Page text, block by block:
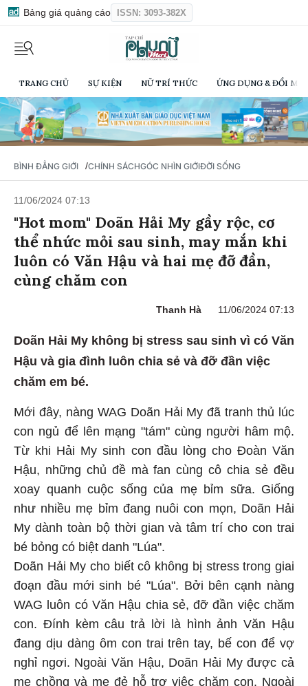
Bảng giá quảng cáo ISSN: 3093-382X
TRANG CHỦ SỰ KIỆN NỮ TRÍ THỨC ỨNG DỤNG & ĐỔI
BÌNH ĐẲNG GIỚI /CHÍNH SÁCHGÓC NHÌN GIỚIĐỜI SỐNG
11/06/2024 07:13
"Hot mom" Doãn Hải My gầy rộc, cơ
thể nhức mỏi sau sinh, may mắn khi
luôn có Văn Hậu và hai mẹ đỡ đần,
cùng chăm con
Thanh Hà 11/06/2024 07:13
Doãn Hải My không bị stress sau sinh vì có Văn
Hậu và gia đình luôn chia sẻ và đỡ đần việc
chăm em bé.
Mới đây, nàng WAG Doãn Hải My đã tranh thủ lúc
con ngủ để lên mạng "tám" cùng người hâm mộ.
Từ khi Hải My sinh con đầu lòng cho Đoàn Văn
Hậu, những chủ đề mà fan cùng cô chia sẻ đều
xoay quanh cuộc sống của mẹ bỉm sữa. Giống
như nhiều mẹ bỉm đang nuôi con mọn, Doãn Hải
My dành toàn bộ thời gian và tâm trí cho con trai
bé bỏng có biệt danh "Lúa".
Doãn Hải My cho biết cô không bị stress trong giai
đoạn đầu mới sinh bé "Lúa". Bởi bên cạnh nàng
WAG luôn có Văn Hậu chia sẻ, đỡ đần việc chăm
con. Đính kèm câu trả lời là hình ảnh Văn Hậu
đang dịu dàng ôm con trai trên tay, bế con để vợ
nghỉ ngơi. Ngoài Văn Hậu, Doãn Hải My được cả